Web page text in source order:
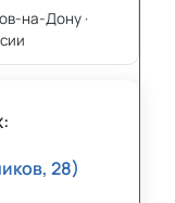
на-Дону ·
28)